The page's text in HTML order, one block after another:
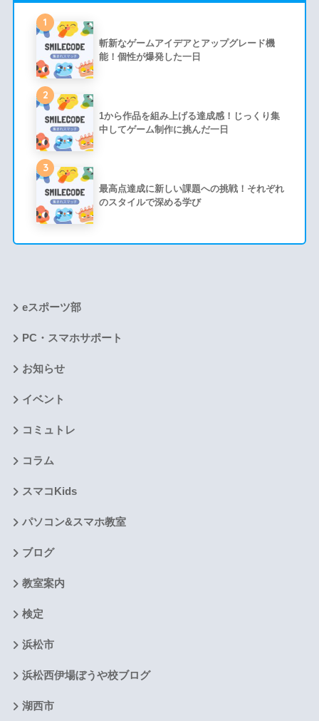
1
斬新なゲームアイデアとアップグレード機
能！個性が爆発した一日
2
1から作品を組み上げる達成感！じっくり集
中してゲーム制作に挑んだ一日
3
最高点達成に新しい課題への挑戦！それぞれ
のスタイルで深める学び
eスポーツ部
PC・スマホサポート
お知らせ
イベント
コミュトレ
コラム
スマコKids
パソコン&スマホ教室
ブログ
教室案内
検定
浜松市
浜松西伊場ぼうや校ブログ
湖西市